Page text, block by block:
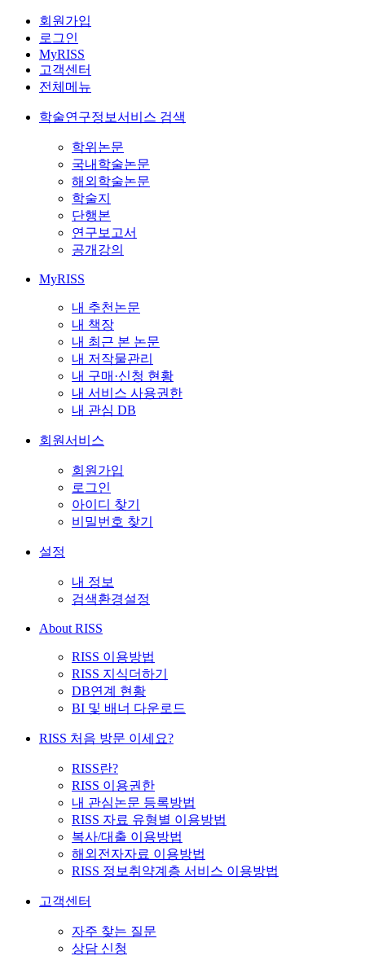
회원가입
로그인
MyRISS
고객센터
전체메뉴
학술연구정보서비스 검색
학위논문
국내학술논문
해외학술논문
학술지
단행본
연구보고서
공개강의
MyRISS
내 추천논문
내 책장
내 최근 본 논문
내 저작물관리
내 구매·신청 현황
내 서비스 사용권한
내 관심 DB
회원서비스
회원가입
로그인
아이디 찾기
비밀번호 찾기
설정
내 정보
검색환경설정
About RISS
RISS 이용방법
RISS 지식더하기
DB연계 현황
BI 및 배너 다운로드
RISS 처음 방문 이세요?
RISS란?
RISS 이용권한
내 관심논문 등록방법
RISS 자료 유형별 이용방법
복사/대출 이용방법
해외전자자료 이용방법
RISS 정보취약계층 서비스 이용방법
고객센터
자주 찾는 질문
상담 신청